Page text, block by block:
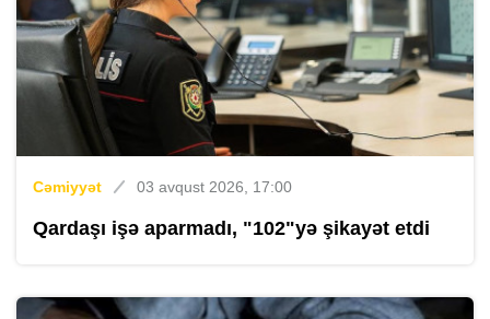
Cəmiyyət 03 avqust 2026, 17:00
Qardaşı işə aparmadı, "102"yə şikayət etdi